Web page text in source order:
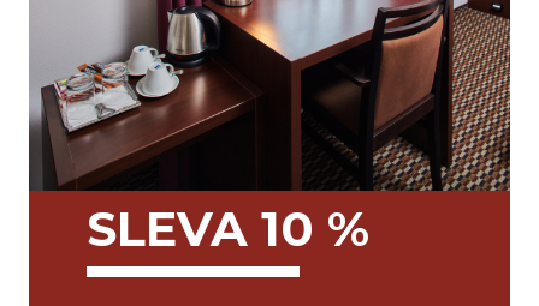
SLEVA 10 %